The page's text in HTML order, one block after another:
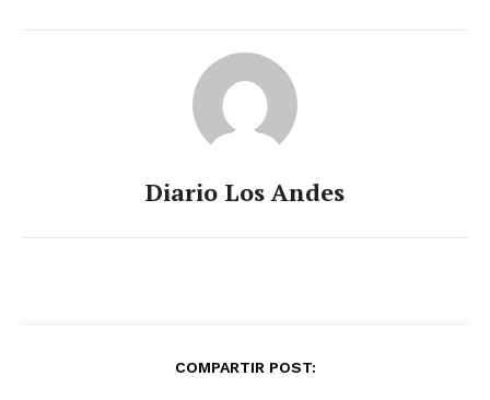
Diario Los Andes
COMPARTIR POST: